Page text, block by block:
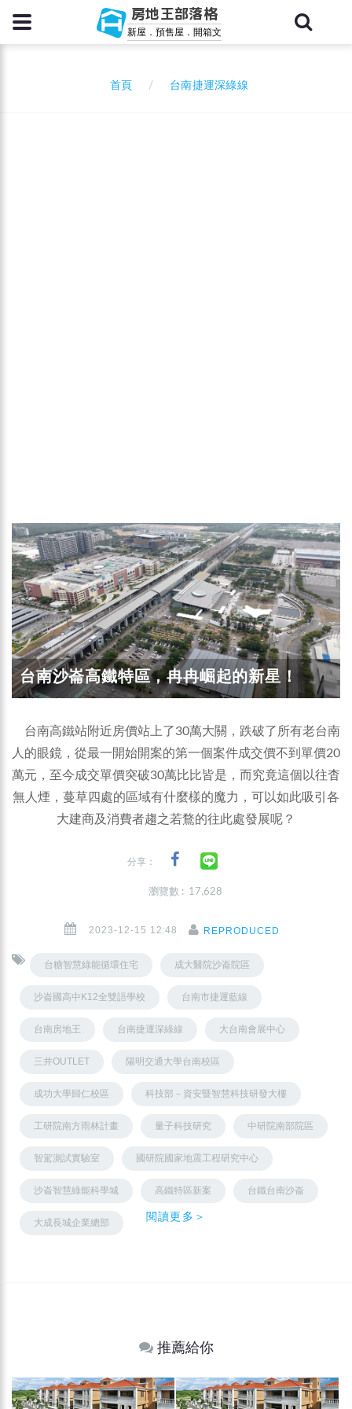
房地王部落格
新屋．預售屋．開箱文
首頁 台南捷運深綠線
台南沙崙高鐵特區，冉冉崛起的新星！
台南高鐵站附近房價站上了30萬大關，跌破了所有老台南
人的眼鏡，從最一開始開案的第一個案件成交價不到單價20
萬元，至今成交單價突破30萬比比皆是，而究竟這個以往杳
無人煙，蔓草四處的區域有什麼樣的魔力，可以如此吸引各
大建商及消費者趨之若鶩的往此處發展呢？
分享：
瀏覽數 : 17,628
2023-12-15 12:48 REPRODUCED
台糖智慧綠能循環住宅 成大醫院沙崙院區
沙崙國高中K12全雙語學校 台南市捷運藍線
台南房地王 台南捷運深綠線 大台南會展中心
三井OUTLET 陽明交通大學台南校區
成功大學歸仁校區 科技部－資安暨智慧科技研發大樓
工研院南方雨林計畫 量子科技研究 中研院南部院區
智駕測試實驗室 國研院國家地震工程研究中心
沙崙智慧綠能科學城 高鐵特區新案 台鐵台南沙崙
大成長城企業總部 閱讀更多＞
推薦給你